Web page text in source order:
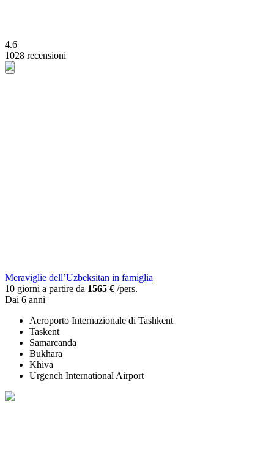
4.6
1028 recensioni
Meraviglie dell’Uzbeksitan in famiglia
10 giorni a partire da 1565 € /pers.
Dai 6 anni
Aeroporto Internazionale di Tashkent
Taskent
Samarcanda
Bukhara
Khiva
Urgench International Airport